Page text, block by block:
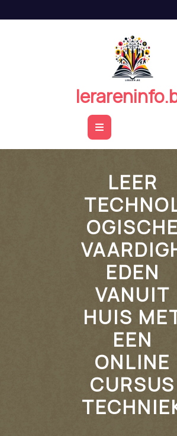
de
Open
Button
LEER
OGISCHE
EDEN
VANUIT
HUIS
EEN
ONLINE
CURSUS